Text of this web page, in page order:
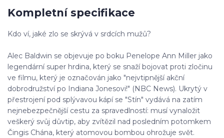
Kompletní specifikace
Kdo ví, jaké zlo se skrývá v srdcích mužů?
Alec Baldwin se objevuje po boku Penelope Ann Miller jako
legendární super hrdina, který se snaží bojovat proti zločinu
ve filmu, který je označován jako "nejvtipnější akční
dobrodružství po Indiana Jonesovi!" (NBC News). Ukrytý v
přestrojení pod splývavou kápí se "Stín" vydává na zatím
nejnebezpečnější cestu za spravedlností: musí vynaložit
veškerý svůj důvtip, aby zvítězil nad posledním potomkem
Čingis Chána, který atomovou bombou ohrožuje svět.